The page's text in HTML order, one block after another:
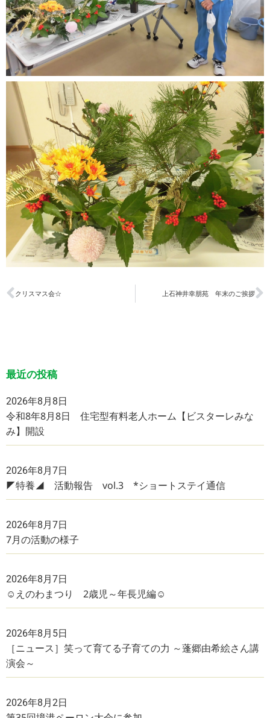
クリスマス会☆ 上石神井幸朋苑 年末のご挨拶
最近の投稿
2026年8月8日
令和8年8月8日 住宅型有料老人ホーム【ビスターレみな
み】開設
2026年8月7日
◤特養◢ 活動報告 vol.3 *ショートステイ通信
2026年8月7日
7月の活動の様子
2026年8月7日
☺えのわまつり 2歳児～年長児編☺
2026年8月5日
［ニュース］笑って育てる子育ての力 ～蓬郷由希絵さん講
演会～
2026年8月2日